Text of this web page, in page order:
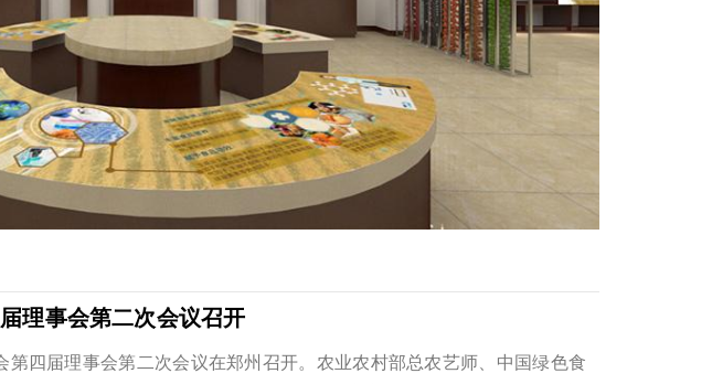
理事会第二次会议召开
第四届理事会第二次会议在郑州召开。农业农村部总农艺师、中国绿色食